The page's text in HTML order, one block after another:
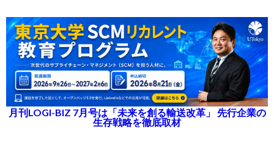
月刊LOGI-BIZ 7月号は「未来を創る輸送改革」 先行企業の
生存戦略を徹底取材